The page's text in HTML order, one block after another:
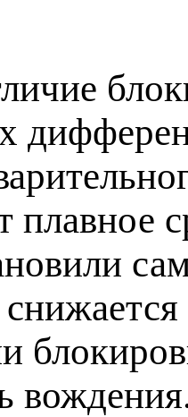
плавное